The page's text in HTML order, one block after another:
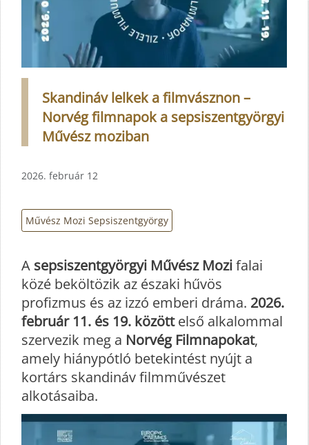
Skandináv lelkek a filmvásznon –
Norvég filmnapok a sepsiszentgyörgyi
Művész moziban
2026. február 12
Művész Mozi Sepsiszentgyörgy
A sepsiszentgyörgyi Művész Mozifalai
közé beköltözik az északi hűvös
profizmus és az izzó emberi dráma. 2026.
február 11. és 19. közöttelső alkalommal
szervezik meg a Norvég Filmnapokat,
amely hiánypótló betekintést nyújt a
kortárs skandináv filmművészet
alkotásaiba.